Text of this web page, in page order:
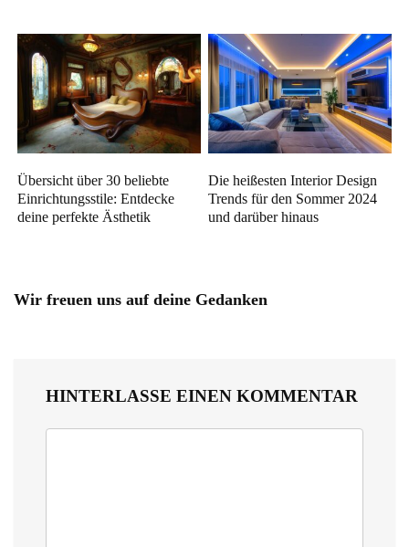
Übersicht über 30 beliebte
Einrichtungsstile: Entdecke
deine perfekte Ästhetik
Die heißesten Interior Design
Trends für den Sommer 2024
und darüber hinaus
Wir freuen uns auf deine Gedanken
HINTERLASSE EINEN KOMMENTAR